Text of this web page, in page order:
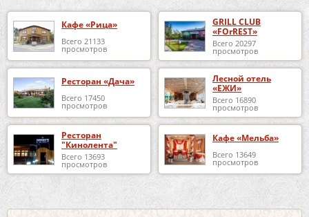
Кафе «Рица»
Всего 21133
просмотров
GRILL CLUB
«FOrREST»
Всего 20297
просмотров
Ресторан «Дача»
Всего 17450
просмотров
Лесной отель
«ЕЖИ»
Всего 16890
просмотров
Ресторан
"Кинолента"
Всего 13693
просмотров
Кафе «Мельба»
Всего 13649
просмотров